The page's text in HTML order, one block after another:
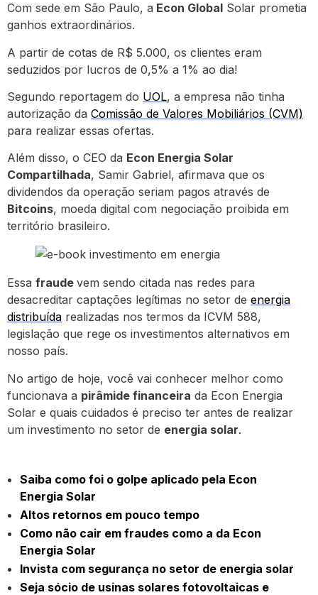
Com sede em São Paulo, a Econ Global Solar prometia
ganhos extraordinários.
A partir de cotas de R$ 5.000, os clientes eram
seduzidos por lucros de 0,5% a 1% ao dia!
Segundo reportagem do UOL, a empresa não tinha
autorização da Comissão de Valores Mobiliários (CVM)
para realizar essas ofertas.
Além disso, o CEO da Econ Energia Solar
Compartilhada, Samir Gabriel, afirmava que os
dividendos da operação seriam pagos através de
Bitcoins, moeda digital com negociação proibida em
território brasileiro.
Essa fraude vem sendo citada nas redes para
desacreditar captações legítimas no setor de energia
distribuída realizadas nos termos da ICVM 588,
legislação que rege os investimentos alternativos em
nosso país.
No artigo de hoje, você vai conhecer melhor como
funcionava a pirâmide financeira da Econ Energia
Solar e quais cuidados é preciso ter antes de realizar
um investimento no setor de energia solar.
Saiba como foi o golpe aplicado pela Econ
Energia Solar
Altos retornos em pouco tempo
Como não cair em fraudes como a da Econ
Energia Solar
Invista com segurança no setor de energia solar
Seja sócio de usinas solares fotovoltaicas e